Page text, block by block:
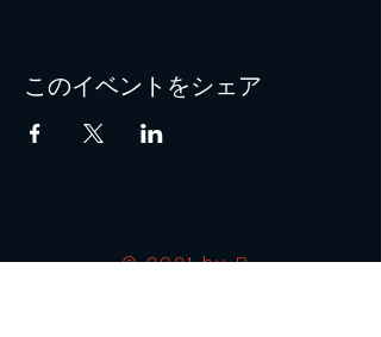
このイベントをシェア
© 2021 by B+